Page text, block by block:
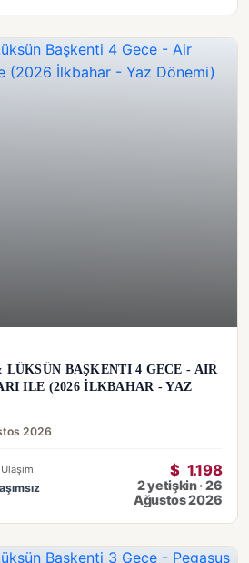
BAŞKENTI 4 GECE - AIR
ILE (2026 İLKBAHAR - YAZ
2026
Ulaşım $ 1.198
2 yetişkin · 26
Ağustos 2026